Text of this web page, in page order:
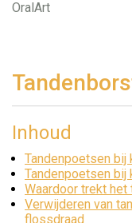
OralArt
Inhoud
Tandenpoetsen bij
Tandenpoetsen bij
Waardoor trekt
Verwijderen van
flossdraad